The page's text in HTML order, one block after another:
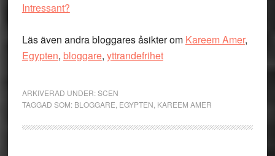
Intressant?
Läs även andra bloggares åsikter om Kareem Amer,
Egypten, bloggare, yttrandefrihet
ARKIVERAD UNDER:SCEN
TAGGAD SOM: BLOGGARE EGYPTEN KAREEM AMER